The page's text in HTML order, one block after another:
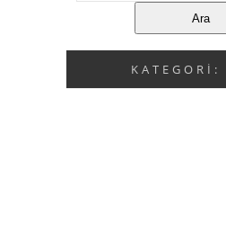
KATEGORI: